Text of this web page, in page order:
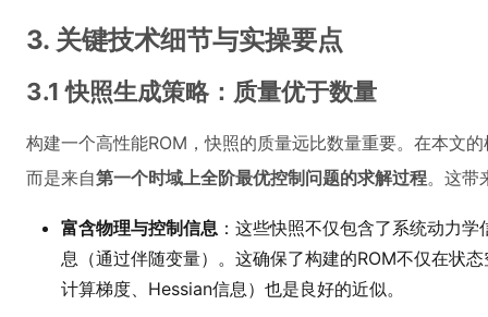
3. 关键技术细节与实操要点
3.1 快照生成策略：质量优于数量
构建一个高性能ROM，快照的质量远比数量重要。在本文
而是来自第一个时域上全阶最优控制问题的求解过程。这带
富含物理与控制信息 ：这些快照不仅包含了系统动力
息（通过伴随变量）。这确保了构建的ROM不仅在状
计算梯度、Hessian信息）也是良好的近似。